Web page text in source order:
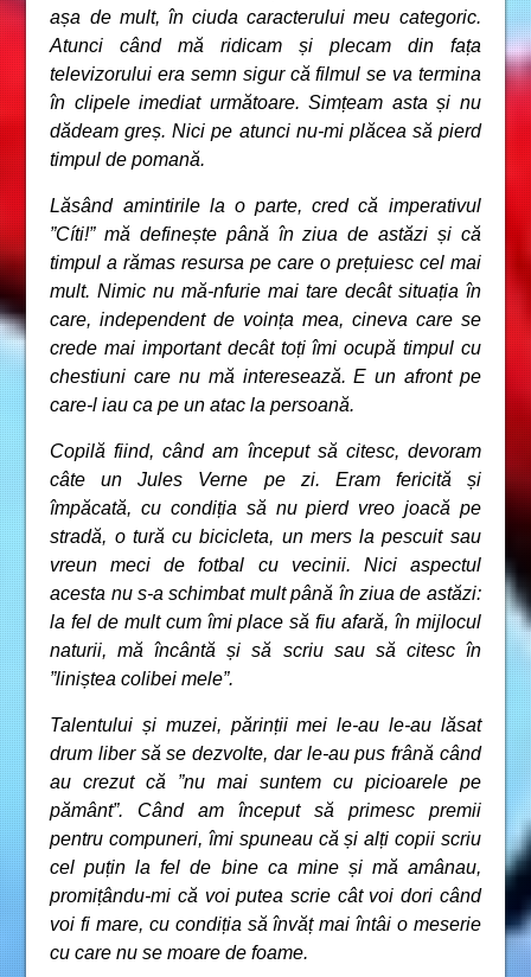
așa de mult, în ciuda caracterului meu categoric.
Atunci când mă ridicam și plecam din fața
televizorului era semn sigur că filmul se va termina
în clipele imediat următoare. Simțeam asta și nu
dădeam greș. Nici pe atunci nu-mi plăcea să pierd
timpul de pomană.
Lăsând amintirile la o parte, cred că imperativul
”Cíti!” mă definește până în ziua de astăzi și că
timpul a rămas resursa pe care o prețuiesc cel mai
mult. Nimic nu mă-nfurie mai tare decât situația în
care, independent de voința mea, cineva care se
crede mai important decât toți îmi ocupă timpul cu
chestiuni care nu mă interesează. E un afront pe
care-l iau ca pe un atac la persoană.
Copilă fiind, când am început să citesc, devoram
câte un Jules Verne pe zi. Eram fericită și
împăcată, cu condiția să nu pierd vreo joacă pe
stradă, o tură cu bicicleta, un mers la pescuit sau
vreun meci de fotbal cu vecinii. Nici aspectul
acesta nu s-a schimbat mult până în ziua de astăzi:
la fel de mult cum îmi place să fiu afară, în mijlocul
naturii, mă încântă și să scriu sau să citesc în
”liniștea colibei mele”.
Talentului și muzei, părinții mei le-au le-au lăsat
drum liber să se dezvolte, dar le-au pus frână când
au crezut că ”nu mai suntem cu picioarele pe
pământ”. Când am început să primesc premii
pentru compuneri, îmi spuneau că și alți copii scriu
cel puțin la fel de bine ca mine și mă amânau,
promițându-mi că voi putea scrie cât voi dori când
voi fi mare, cu condiția să învăț mai întâi o meserie
cu care nu se moare de foame.